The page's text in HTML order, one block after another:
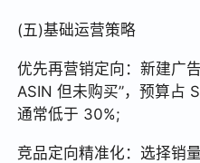
(五)基础运营策略
优先再营销定向：新建广
ASIN 但未购买”，预算占
通常低于 30%;
竞品定向精准化：选择销